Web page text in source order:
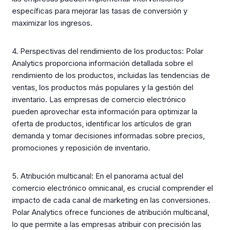
específicas para mejorar las tasas de conversión y
maximizar los ingresos.
4. Perspectivas del rendimiento de los productos: Polar
Analytics proporciona información detallada sobre el
rendimiento de los productos, incluidas las tendencias de
ventas, los productos más populares y la gestión del
inventario. Las empresas de comercio electrónico
pueden aprovechar esta información para optimizar la
oferta de productos, identificar los artículos de gran
demanda y tomar decisiones informadas sobre precios,
promociones y reposición de inventario.
5. Atribución multicanal: En el panorama actual del
comercio electrónico omnicanal, es crucial comprender el
impacto de cada canal de marketing en las conversiones.
Polar Analytics ofrece funciones de atribución multicanal,
lo que permite a las empresas atribuir con precisión las